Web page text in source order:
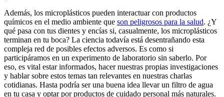
Además, los microplásticos pueden interactuar con productos
químicos en el medio ambiente que son peligrosos para la salud. ¿Y
qué pasa con tus dientes y encías si, casualmente, los microplásticos
terminan en tu boca? La ciencia todavía está desentrañando esta
compleja red de posibles efectos adversos. Es como si
participáramos en un experimento de laboratorio sin saberlo. Por
eso, es vital estar informados, hacer nuestras propias investigaciones
y hablar sobre estos temas tan relevantes en nuestras charlas
cotidianas. Hasta podría ser una buena idea llevar un filtro de agua
en tu casa y optar por productos de cuidado personal más naturales.